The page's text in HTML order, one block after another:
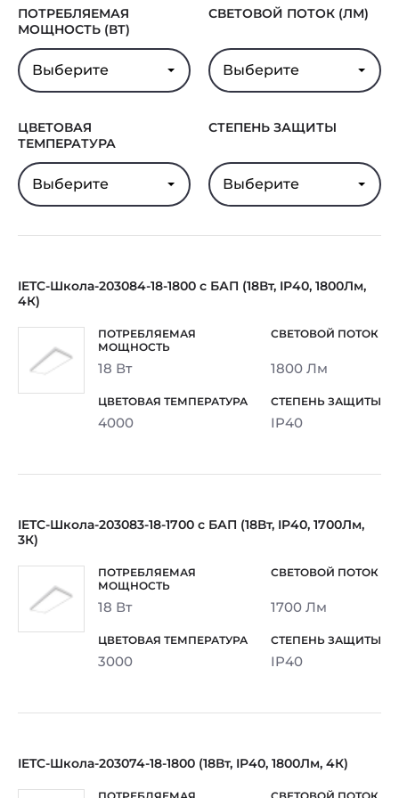
ПОТРЕБЛЯЕМАЯ
МОЩНОСТЬ (ВТ)
Выберите
СВЕТОВОЙ ПОТОК (ЛМ)
Выберите
ЦВЕТОВАЯ
ТЕМПЕРАТУРА
Выберите
СТЕПЕНЬ ЗАЩИТЫ
Выберите
IETC-Школа-203084-18-1800 с БАП (18Вт, IP40, 1800Лм,
4К)
18 Вт 1800 Лм
4000 IP40
IETC-Школа-203083-18-1700 с БАП (18Вт, IP40, 1700Лм,
3К)
18 Вт 1700 Лм
3000 IP40
IETC-Школа-203074-18-1800 (18Вт, IP40, 1800Лм, 4К)